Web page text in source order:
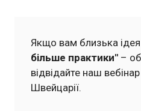
Якщо вам близька
більше практики" –
відвідайте наш
Швейцарії.